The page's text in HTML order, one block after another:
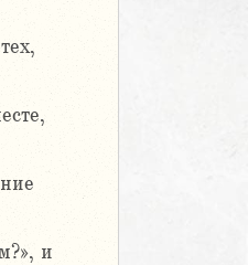
и